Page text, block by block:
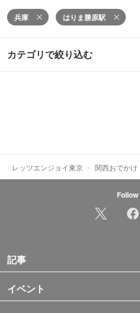
兵庫 はりま勝原駅
カテゴリで絞り込む
レッツエンジョイ東京 関西おでかけ
Follow
記事
イベント